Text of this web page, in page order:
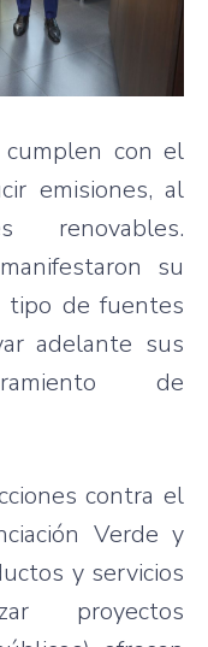
con el
emisiones, al
renovables.
su
tipo de fuentes
adelante sus
de
contra el
Verde y
y servicios
proyectos